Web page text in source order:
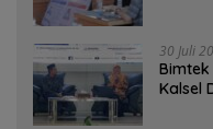
30 Juli
Kalsel